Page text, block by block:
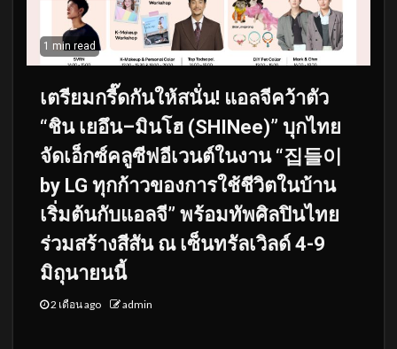
1 min read
เตรียมกรี๊ดกันให้สนั่น! แอลจีคว้าตัว
“ชิน เยอึน–มินโฮ (SHINee)” บุกไทย
จัดเอ็กซ์คลูซีฟอีเวนต์ในงาน “집들이
by LG ทุกก้าวของการใช้ชีวิตในบ้าน
เริ่มต้นกับแอลจี” พร้อมทัพศิลปินไทย
ร่วมสร้างสีสัน ณ เซ็นทรัลเวิลด์ 4-9
มิถุนายนนี้
2 เดือน ago admin